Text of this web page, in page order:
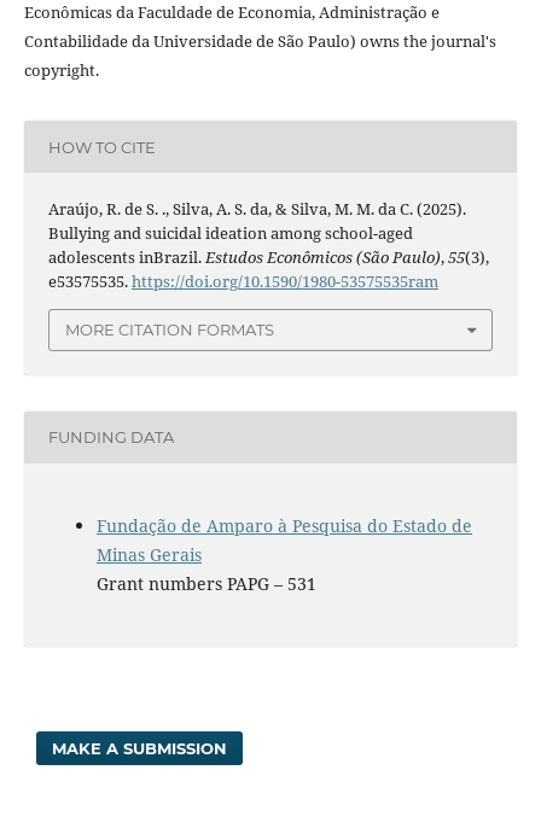
Econômicas da Faculdade de Economia, Administração e
Contabilidade da Universidade de São Paulo) owns the journal's
copyright.
HOW TO CITE
Araújo, R. de S. ., Silva, A. S. da, & Silva, M. M. da C. (2025).
Bullying and suicidal ideation among school-aged
adolescents inBrazil.Estudos Econômicos (São Paulo),55(3),
e53575535.https://doi.org/10.1590/1980-53575535ram
MORE CITATION FORMATS
FUNDING DATA
Fundação de Amparo à Pesquisa do Estado de
Minas Gerais
Grant numbers PAPG – 531
MAKE A SUBMISSION